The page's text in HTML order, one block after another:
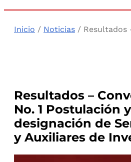
Inicio / Noticias / Resultados
Resultados –
No. 1 Postulación y
designación de
y Auxiliares de